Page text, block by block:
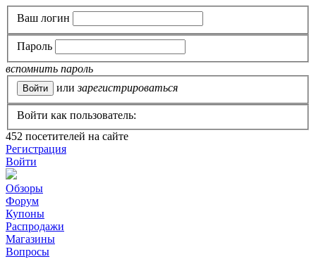
Ваш логин
Пароль
вспомнить пароль
или зарегистрироваться
Войти как пользователь:
452 посетителей на сайте
Регистрация
Войти
Обзоры
Форум
Купоны
Распродажи
Магазины
Вопросы